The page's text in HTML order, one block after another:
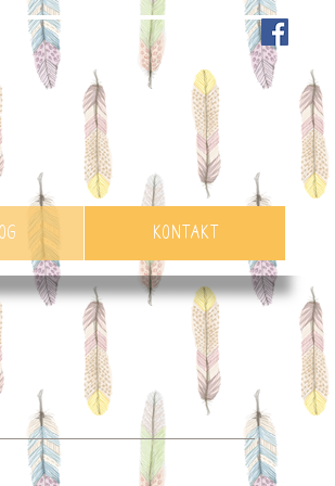
KONTAKT